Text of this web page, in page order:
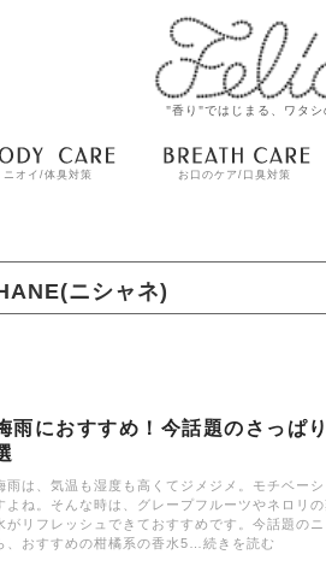
"香り"ではじまる、ワタシ
ニオイ/体臭対策 お口のケア/口臭対策
ニシャネ)
雨におすすめ！今話題のさっぱ
雨は、気温も湿度も高くてジメジメ。モチベー
よね。そんな時は、グレープフルーツやネロリ
がリフレッシュできておすすめです。今話題の
、おすすめの柑橘系の香水5…続きを読む